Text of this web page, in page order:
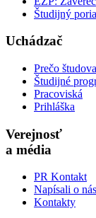
Študijný
Uchádzač
Prečo
Študijné
Pracoviská
Prihláška
Verejnosť
a média
PR Kontakt
Napísali o nás
Kontakty